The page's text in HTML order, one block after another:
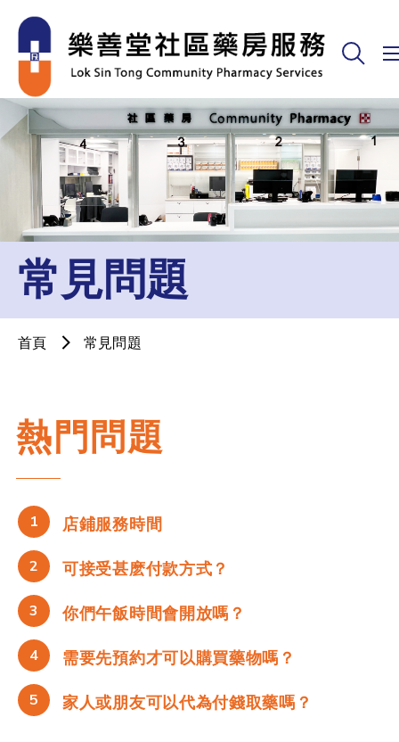
常見問題
首頁 常見問題
熱門問題
1 店鋪服務時間
2 可接受甚麽付款方式？
3 你們午飯時間會開放嗎？
4 需要先預約才可以購買藥物嗎？
5 家人或朋友可以代為付錢取藥嗎？